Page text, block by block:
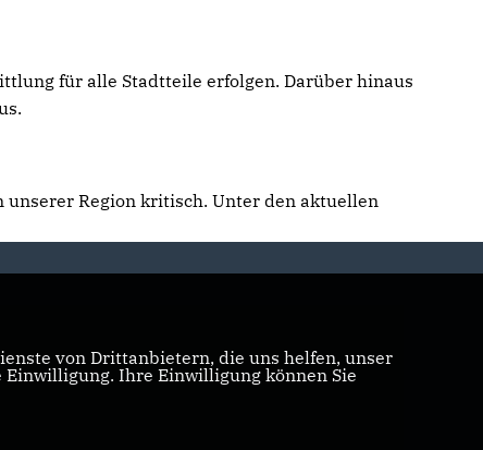
für alle Stadtteile erfolgen. Darüber hinaus
Region kritisch. Unter den aktuellen
von Drittanbietern, die uns helfen, unser
Ihre Einwilligung können Sie